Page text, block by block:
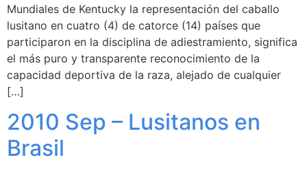
Mundiales de Kentucky la representación del caballo
lusitano en cuatro (4) de catorce (14) países que
participaron en la disciplina de adiestramiento, significa
el más puro y transparente reconocimiento de la
capacidad deportiva de la raza, alejado de cualquier
[…]
2010 Sep – Lusitanos en
Brasil